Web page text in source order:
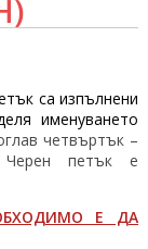
са изпълнени
именуването
четвъртък –
Черен петък е
Е ДА